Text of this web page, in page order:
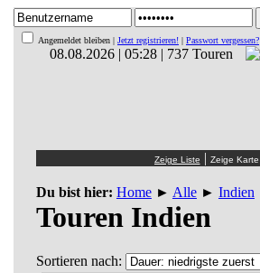
Angemeldet bleiben | Jetzt registrieren! | Passwort vergessen?
08.08.2026 | 05:28 | 737 Touren
|
Du bist hier: Home► Alle► Indien
Touren Indien
Sortieren nach: